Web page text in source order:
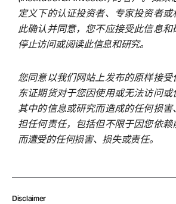
定义下的认证投资者、专家投资者
此确认并同意，您不应接受此信息
停止访问或阅读此信息和研究。
您同意以我们网站上发布的原样接受
东证期货对于您因使用或无法访问
其中的信息或研究而造成的任何损
担任何责任，包括但不限于因您依
而遭受的任何损害、损失或责任。
Disclaimer